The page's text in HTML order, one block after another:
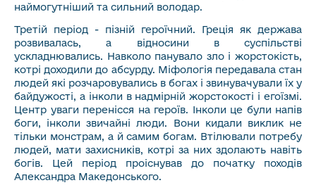
наймогутніший та сильний володар.
Третій період - пізній героїчний. Греція як держава
розвивалась, а відносини в суспільстві
ускладнювались. Навколо панувало зло і жорстокість,
котрі доходили до абсурду. Міфологія передавала стан
людей які розчаровувались в богах і звинувачували їх у
байдужості, а інколи в надмірній жорстокості і егоїзмі.
Центр уваги перенісся на героїв. Інколи це були напів
боги, інколи звичайні люди. Вони кидали виклик не
тільки монстрам, а й самим богам. Втілювали потребу
людей, мати захисників, котрі за них здолають навіть
богів. Цей період проіснував до початку походів
Александра Македонського.